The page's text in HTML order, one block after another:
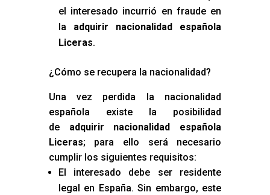
el interesado incurrió en fraude en
la adquirir nacionalidad española
Liceras.
¿Cómo se recupera la nacionalidad?
Una vez perdida la nacionalidad
española existe la posibilidad
de adquirir nacionalidad española
Liceras; para ello será necesario
cumplir los siguientes requisitos:
El interesado debe ser residente
legal en España. Sin embargo, este